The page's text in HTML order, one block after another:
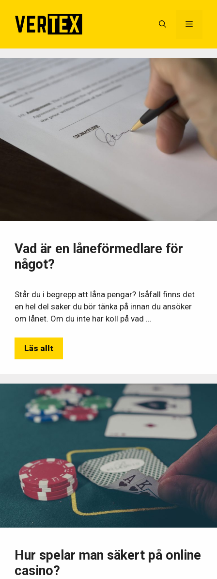
Vad är en låneförmedlare för
något?
Står du i begrepp att låna pengar? Isåfall finns det
en hel del saker du bör tänka på innan du ansöker
om lånet. Om du inte har koll på vad …
Läs allt
Hur spelar man säkert på online
casino?